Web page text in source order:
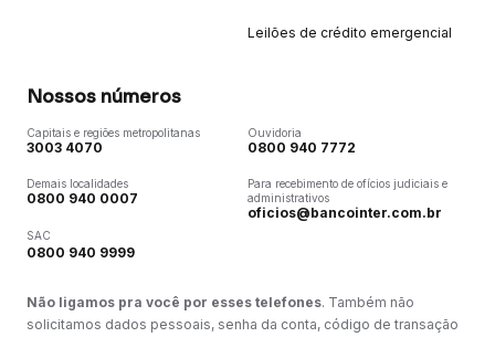
Leilões de crédito emergencial
Nossos números
Capitais e regiões metropolitanas
3003 4070
Demais localidades
0800 940 0007
SAC
0800 940 9999
Ouvidoria
0800 940 7772
Para recebimento de ofícios judiciais e
administrativos
oficios@bancointer.com.br
Não ligamos pra você por esses telefones. Também não
solicitamos dados pessoais, senha da conta, código de transação